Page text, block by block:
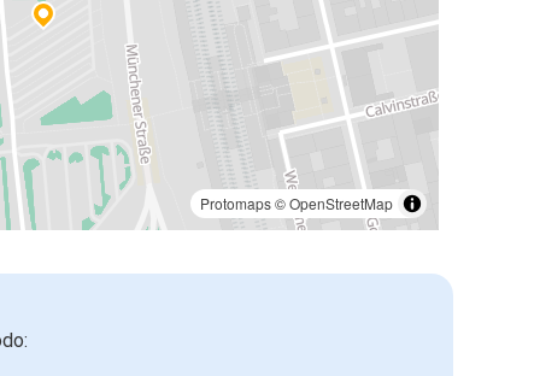
Protomaps©OpenStreetMap